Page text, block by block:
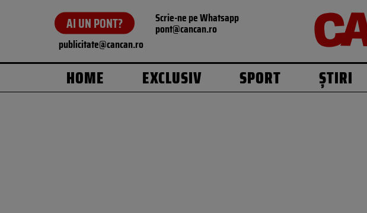
AI UN PONT? Scrie-ne pe Whatsapp
pont@cancan.ro
publicitate@cancan.ro
HOME EXCLUSIV SPORT ȘTIRI